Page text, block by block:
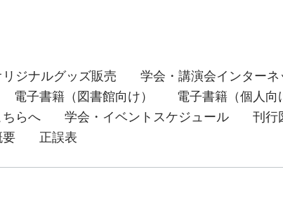
ジナルグッズ販売
学会・講演会インターネ
電子書籍（図書館向け）
電子書籍（個人向
らへ
学会・イベントスケジュール 刊行
正誤表